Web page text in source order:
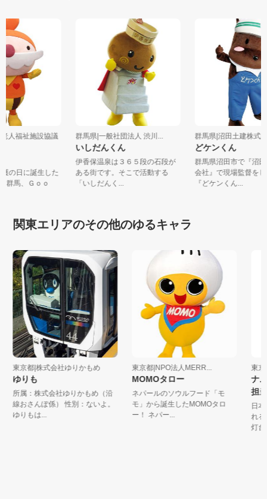
県老人福祉施設協議
介護の日に誕生した
は群馬、Ｇｏｏ
群馬県|一般社団法人 渋川...
いしだんくん
伊香保温泉は３６５段の石段が
ある街です。そこで活動する
「いしだんく...
群馬県|沼田土建株
どケンくん
群馬県沼田市で『
会社』で現場監督
『どケンくん...
関東エリアのその他のゆるキャラ
東京都|株式会社ゆりかもめ
ゆりも
所属：株式会社ゆりかもめ（沿
線おさんぽ係） 性別：ないよ。
ゆりもは...
東京都|NPO法人MERR...
MOMOタロー
ネパールのソウルフード「モ
モ」から誕生したMOMOタロ
ー！ ネパー...
東京都
ナム
担当
日本で
れる場
灯台。